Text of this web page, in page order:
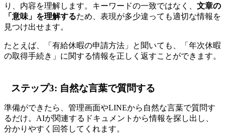
り、内容を理解します。キーワードの一致ではなく、 文章の
「意味」を理解するため、表現が多少違っても適切な情報を
見つけ出せます。
たとえば、「有給休暇の申請方法」と聞いても、「年次休暇
の取得手続き」に関する情報を正しく返すことができます。
ステップ3: 自然な言葉で質問する
準備ができたら、管理画面やLINEから自然な言葉で質問す
るだけ。AIが関連するドキュメントから情報を探し出し、
分かりやすく回答してくれます。